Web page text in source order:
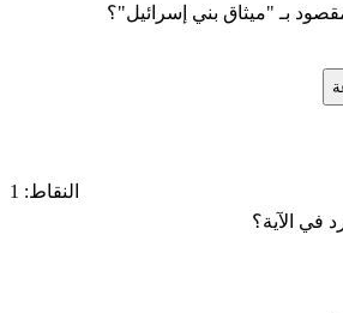
بـ "ميثاق بني إسرائيل"؟
النقاط: 1
في الآية؟